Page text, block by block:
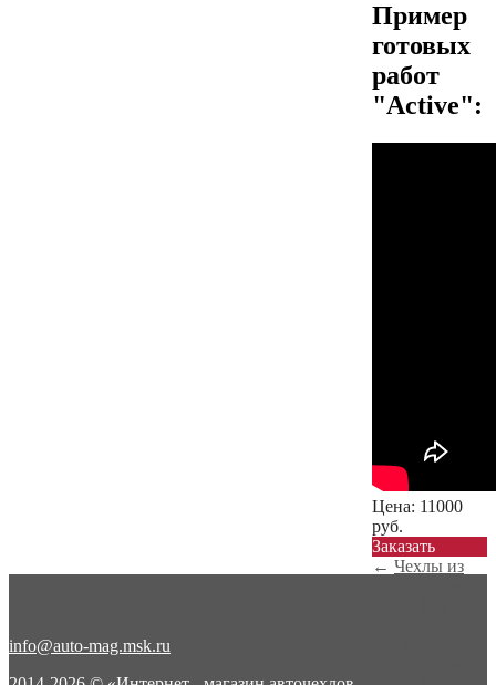
Пример
готовых
работ
"Active":
Цена: 11000
руб.
Заказать
← Чехлы из
info@auto-mag.msk.ru